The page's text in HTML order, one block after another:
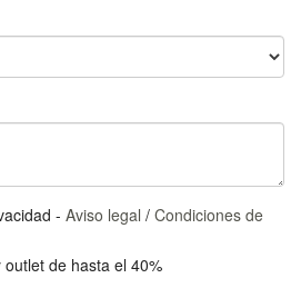
- Aviso legal / Condiciones de
de hasta el 40%